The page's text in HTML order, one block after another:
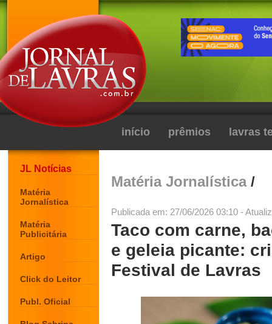
início prêmios lavras
JL Notícias
Matéria
Jornalística
Matéria
Publicitária
Artigo
Click do Leitor
Publ. Oficial
Matéria Jornalística/
Publicada em: 27/06/2026 03:10 -
Taco com carne,
e geleia picante:
Festival de Lavras